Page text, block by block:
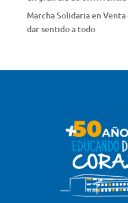
Marcha Solidaria en
dar sentido a todo